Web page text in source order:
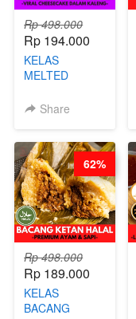
Rp 498.000
Rp 194.000
KELAS
MELTED
CHEESECAKE -
DALAM
KALENG-BY
CHEF DITA
Share
Rp 498.000
Rp 189.000
KELAS
BACANG
62%